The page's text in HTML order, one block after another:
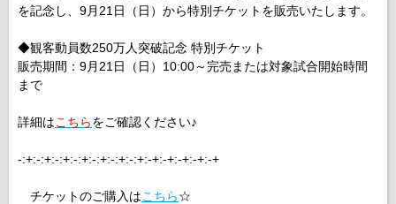
を記念し、9月21日（日）から特別チケットを販売いたします。
◆観客動員数250万人突破記念 特別チケット
販売期間：9月21日（日）10:00～完売または対象試合開始時間
まで
詳細はこちらをご確認ください♪
-:+:-:+:-:+:-:+:-:+:-:+:-:+:-+:-+:-+:-+:-+
チケットのご購入はこちら☆